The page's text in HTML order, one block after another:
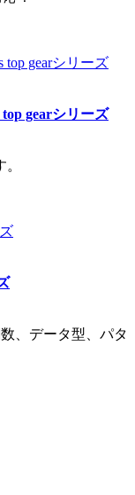
gearシリーズ
、データ型、パタ